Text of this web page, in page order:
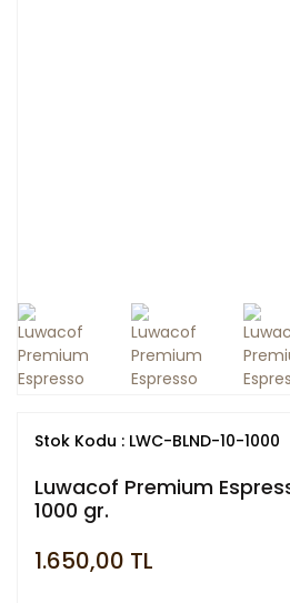
Stok Kodu : LWC-BLND-10-1000
Luwacof Premium
1000 gr.
1.650,00 TL